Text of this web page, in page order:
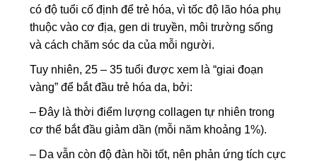
có độ tuổi cố định để trẻ hóa, vì tốc độ lão hóa phụ
thuộc vào cơ địa, gen di truyền, môi trường sống
và cách chăm sóc da của mỗi người.
Tuy nhiên, 25 – 35 tuổi được xem là “giai đoạn
vàng” để bắt đầu trẻ hóa da, bởi:
– Đây là thời điểm lượng collagen tự nhiên trong
cơ thể bắt đầu giảm dần (mỗi năm khoảng 1%).
– Da vẫn còn độ đàn hồi tốt, nên phản ứng tích cực